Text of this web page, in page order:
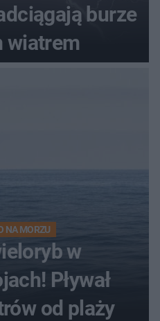
burze
wiatrem
NA MORZU
w
Pływał
od plaży